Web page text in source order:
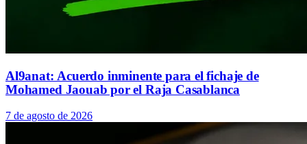
Al9anat: Acuerdo inminente para el fichaje de
Mohamed Jaouab por el Raja Casablanca
7 de agosto de 2026